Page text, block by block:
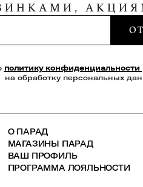
политику конфиденциальности
на обработку персональных
О ПАРАД
МАГАЗИНЫ ПАРАД
ВАШ ПРОФИЛЬ
ПРОГРАММА ЛОЯЛЬНОСТИ